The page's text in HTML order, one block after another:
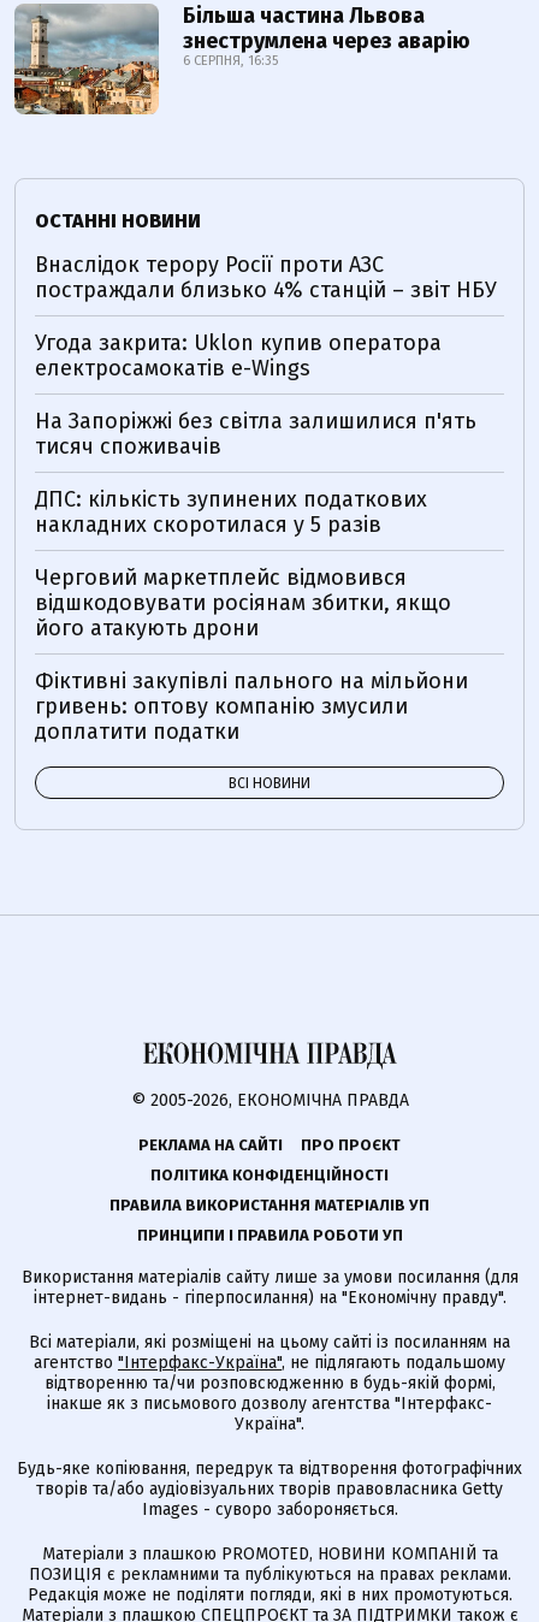
Більша частина Львова
знеструмлена через аварію
6 СЕРПНЯ, 16:35
ОСТАННІ НОВИНИ
Внаслідок терору Росії проти АЗС
постраждали близько 4% станцій – звіт НБУ
Угода закрита: Uklon купив оператора
електросамокатів e-Wings
На Запоріжжі без світла залишилися п'ять
тисяч споживачів
ДПС: кількість зупинених податкових
накладних скоротилася у 5 разів
Черговий маркетплейс відмовився
відшкодовувати росіянам збитки, якщо
його атакують дрони
Фіктивні закупівлі пального на мільйони
гривень: оптову компанію змусили
доплатити податки
ВСІ НОВИНИ
© 2005-2026, ЕКОНОМІЧНА ПРАВДА
РЕКЛАМА НА САЙТІ
ПРО ПРОЄКТ
ПОЛІТИКА КОНФІДЕНЦІЙНОСТІ
ПРАВИЛА ВИКОРИСТАННЯ МАТЕРІАЛІВ УП
ПРИНЦИПИ І ПРАВИЛА РОБОТИ УП
Використання матеріалів сайту лише за умови посилання (для
інтернет-видань - гіперпосилання) на "Економічну правду".
Всі матеріали, які розміщені на цьому сайті із посиланням на
агентство "Інтерфакс-Україна", не підлягають подальшому
відтворенню та/чи розповсюдженню в будь-якій формі,
інакше як з письмового дозволу агентства "Інтерфакс-
Україна".
Будь-яке копіювання, передрук та відтворення фотографічних
творів та/або аудіовізуальних творів правовласника Getty
Images - суворо забороняється.
Матеріали з плашкою PROMOTED, НОВИНИ КОМПАНІЙ та
ПОЗИЦІЯ є рекламними та публікуються на правах реклами.
Редакція може не поділяти погляди, які в них промотуються.
Матеріали з плашкою СПЕЦПРОЄКТ та ЗА ПІДТРИМКИ також є